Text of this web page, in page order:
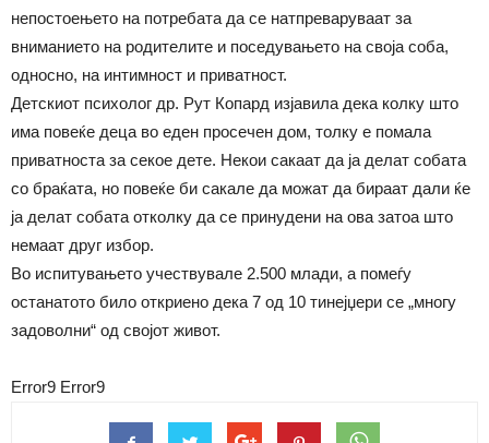
непостоењето на потребата да се натпреваруваат за
вниманието на родителите и поседувањето на своја соба,
односно, на интимност и приватност.
Детскиот психолог др. Рут Копард изјавила дека колку што
има повеќе деца во еден просечен дом, толку е помала
приватноста за секое дете. Некои сакаат да ја делат собата
со браќата, но повеќе би сакале да можат да бираат дали ќе
ја делат собата отколку да се принудени на ова затоа што
немаат друг избор.
Во испитувањето учествувале 2.500 млади, а помеѓу
останатото било откриено дека 7 од 10 тинејџери се „многу
задоволни“ од својот живот.
Error9 Error9